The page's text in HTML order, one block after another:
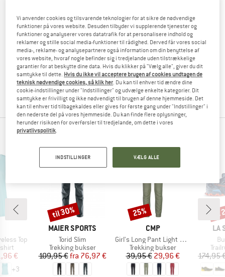
du villet slide det sønder og sammen?
Andre bjergentusiaster bliver glade for din tilbagemelding -
del den med dem.
SKRIV EN VURDERING
KØB PRODUKT
KUNDER, SOM HAR SET PÅ DET, SÅ OGSÅ PÅ
Top
pris
€
+3
MÆRKE
MAIER SPORTS
Artikel
Torid Slim
Produktgruppe
Trekking bukser
Pris
109,95 € Nedsat pris
fra 76,97 €
Rabat
til 30%
MÆRKE
CMP
Artikel
Girl's Long Pant Light Climb
Produktgruppe
Trekking bukser
Pris
39,95 €Nedsat pris
29,96 €
Rabat
25%
LA
174,95
Vi anvender cookies og tilsvarende teknologier for at sikre de nødvendige
funktioner på vores website. Desuden tilbyder vi supplerende tjenester og
funktioner og analyserer vores datatrafik for at personalisere indhold og
reklamer og stille social media-funktioner til rådighed. Derved får vores social
media-, reklame- og analysepartnere også information om din benyttelse af
vores website, hvoraf nogle befinder sig i tredjelande uden tilstrækkelige
garantier for at beskytte dine data. Hvis du klikker på "Vælg alle", giver du dit
samtykke til dette. Hvis du ikke vil acceptere brugen af cookies undtagen de
teknisk nødvendige cookies, så klik her . Du kan til enhver tid ændre dine
cookie-indstillinger under "Indstillinger" og udvælge enkelte kategorier. Dit
samtykke er frivilligt og ikke nødvendigt til brugen af denne hjemmeside. Det
kan til enhver tid tilbagekaldes eller gives for første gang under "Indstillinger" i
den nederste del på vores hjemmeside. Du kan finde flere oplysninger,
herunder risikoen for overførsler til tredjelande, om dette i vores
privatlivspolitik
INDSTILLINGER VÆLG ALLE